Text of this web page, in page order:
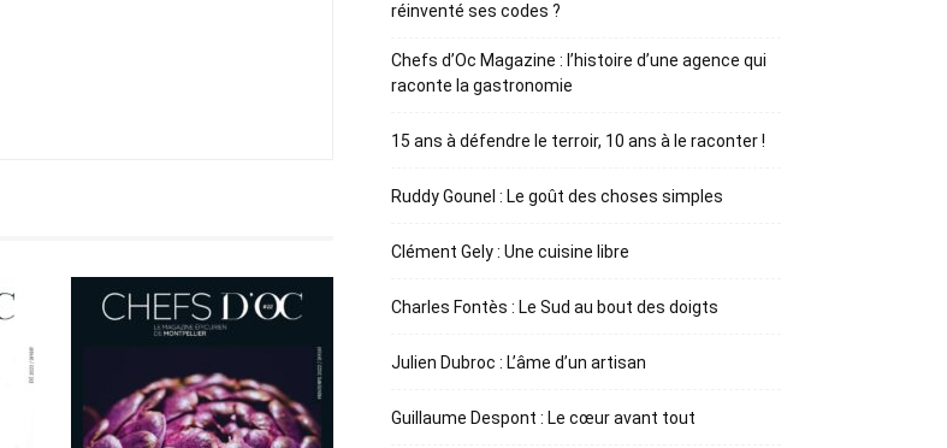
réinventé ses codes ?
Chefs d’Oc Magazine : l’histoire d’une agence qui
raconte la gastronomie
15 ans à défendre le terroir, 10 ans à le raconter !
Ruddy Gounel : Le goût des choses simples
Clément Gely : Une cuisine libre
Charles Fontès : Le Sud au bout des doigts
Julien Dubroc : L’âme d’un artisan
Guillaume Despont : Le cœur avant tout